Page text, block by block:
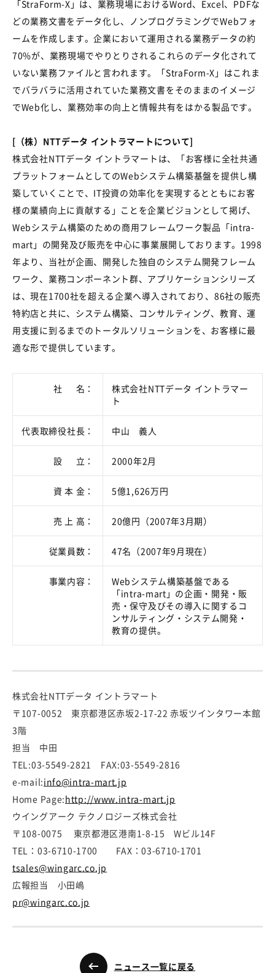
「StraForm-X」は、業務現場におけるWord、Excel、PDFな
どの業務文書をデータ化し、ノンプログラミングでWebフォ
ームを作成します。企業において運用される業務データの約
70%が、業務現場でやりとりされるこれらのデータ化されて
いない業務ファイルと言われます。「StraForm-X」はこれま
でバラバラに活用されていた業務文書をそのままのイメージ
でWeb化し、業務効率の向上と情報共有をはかる製品です。
[（株）NTTデータ イントラマートについて]
株式会社NTTデータ イントラマートは、「お客様に全社共通
プラットフォームとしてのWebシステム構築基盤を提供し構
築していくことで、IT投資の効率化を実現するとともにお客
様の業績向上に貢献する」ことを企業ビジョンとして掲げ、
Webシステム構築のための商用フレームワーク製品「intra-
mart」の開発及び販売を中心に事業展開しております。1998
年より、当社が企画、開発した独自のシステム開発フレーム
ワーク、業務コンポーネント群、アプリケーションシリーズ
は、現在1700社を超える企業へ導入されており、86社の販売
特約店と共に、システム構築、コンサルティング、教育、運
用支援に到るまでのトータルソリューションを、お客様に最
適な形で提供しています。
社 名：
株式会社NTTデータ イントラマー
ト
代表取締役社長： 中山 義人
設 立： 2000年2月
資 本 金： 5億1,626万円
売 上 高： 20億円（2007年3月期）
従業員数： 47名（2007年9月現在）
事業内容：
Webシステム構築基盤である
「intra-mart」の企画・開発・販
売・保守及びその導入に関するコ
ンサルティング・システム開発・
教育の提供。
株式会社NTTデータ イントラマート
〒107-0052 東京都港区赤坂2-17-22 赤坂ツインタワー本館
3階
担当 中田
TEL:03-5549-2821 FAX:03-5549-2816
e-mail:info@intra-mart.jp
Home Page:http://www.intra-mart.jp
ウイングアーク テクノロジーズ株式会社
〒108-0075 東京都港区港南1-8-15 Wビル14F
TEL：03-6710-1700 FAX：03-6710-1701
tsales@wingarc.co.jp
広報担当 小田嶋
pr@wingarc.co.jp
ニュース一覧に戻る